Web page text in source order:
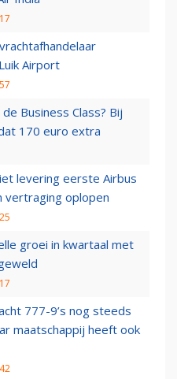
Airport
Business Class? Bij
170 euro extra
levering eerste Airbus
vertraging oplopen
groei in kwartaal met
777-9’s nog steeds
maatschappij heeft ook